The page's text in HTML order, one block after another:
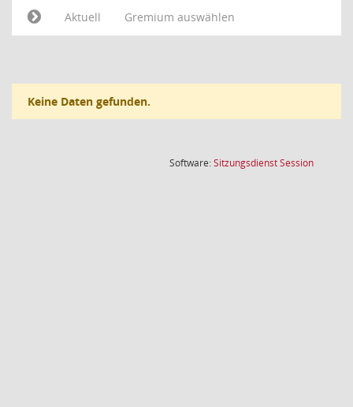
Aktuell
Gremium auswählen
Keine Daten gefunden.
Software:SitzungsdienstSession(Wird in